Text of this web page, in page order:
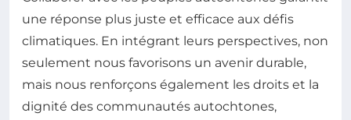
une réponse plus juste et efficace aux défis
climatiques. En intégrant leurs perspectives, non
seulement nous favorisons un avenir durable,
mais nous renforçons également les droits et la
dignité des communautés autochtones,